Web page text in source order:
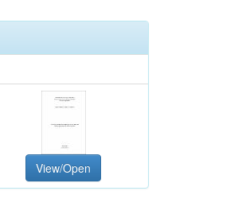
View/Open